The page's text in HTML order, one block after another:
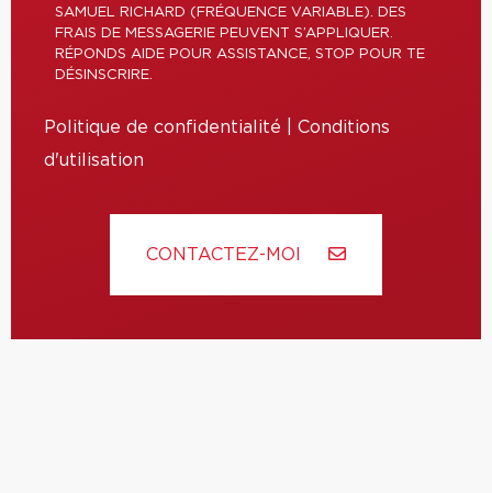
SAMUEL RICHARD (FRÉQUENCE VARIABLE). DES
FRAIS DE MESSAGERIE PEUVENT S’APPLIQUER.
RÉPONDS AIDE POUR ASSISTANCE, STOP POUR TE
DÉSINSCRIRE.
Politique de confidentialité
Conditions
d'utilisation
CONTACTEZ-MOI